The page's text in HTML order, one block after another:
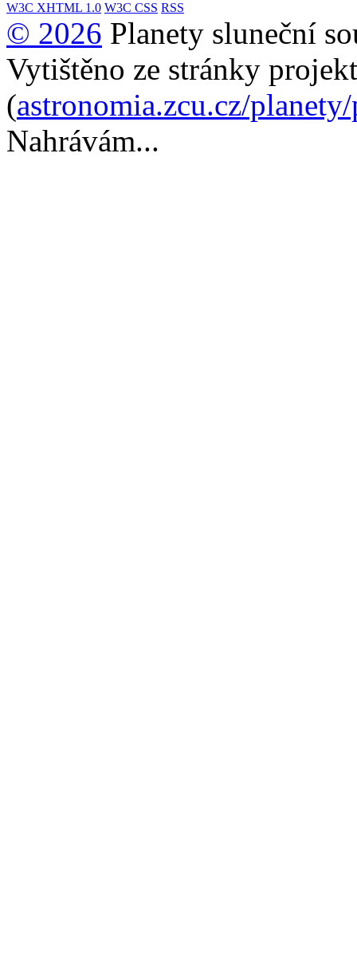
W3C XHTML 1.0 W3C CSS RSS
© 2026 Planety sluneční
Vytištěno ze stránky
(astronomia.zcu.cz/
Nahrávám...